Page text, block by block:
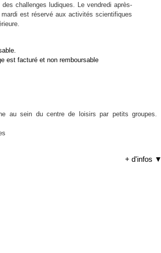
challenges ludiques. Le vendredi après-
est réservé aux activités scientifiques
est facturé et non remboursable
au sein du centre de loisirs par petits groupes.
+ d'infos ▼